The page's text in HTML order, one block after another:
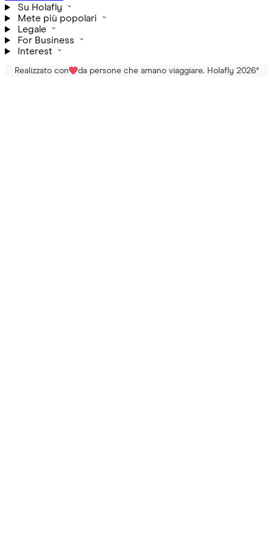
Su Holafly
Mete più popolari
Legale
For Business
Interest
Realizzato con da persone che amano viaggiare. Holafly 2026®